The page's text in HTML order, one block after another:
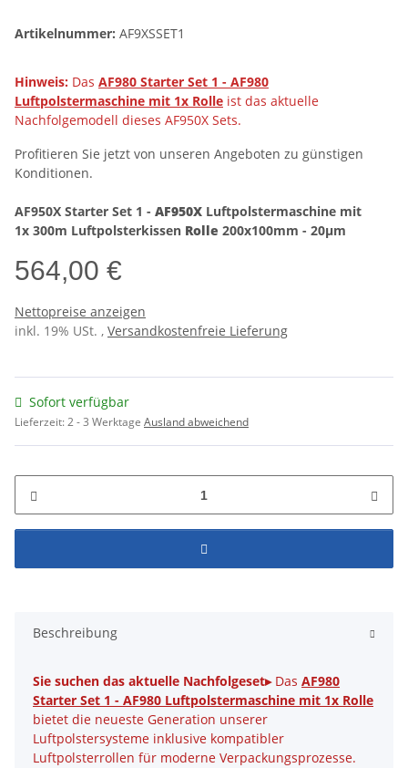
Artikelnummer: AF9XSSET1
Hinweis: Das AF980 Starter Set 1 - AF980
Luftpolstermaschine mit 1x Rolle ist das aktuelle
Nachfolgemodell dieses AF950X Sets.
Profitieren Sie jetzt von unseren Angeboten zu günstigen
Konditionen.
AF950X Starter Set 1 - AF950X Luftpolstermaschine mit
1x 300m Luftpolsterkissen Rolle 200x100mm - 20µm
564,00 €
Nettopreise anzeigen
inkl. 19% USt. , Versandkostenfreie Lieferung
Sofort verfügbar
Lieferzeit:2 - 3 Werktage Ausland abweichend
Beschreibung
Sie suchen das aktuelle Nachfolgeset▸ Das AF980
Starter Set 1 - AF980 Luftpolstermaschine mit 1x Rolle
bietet die neueste Generation unserer
Luftpolstersysteme inklusive kompatibler
Luftpolsterrollen für moderne Verpackungsprozesse.